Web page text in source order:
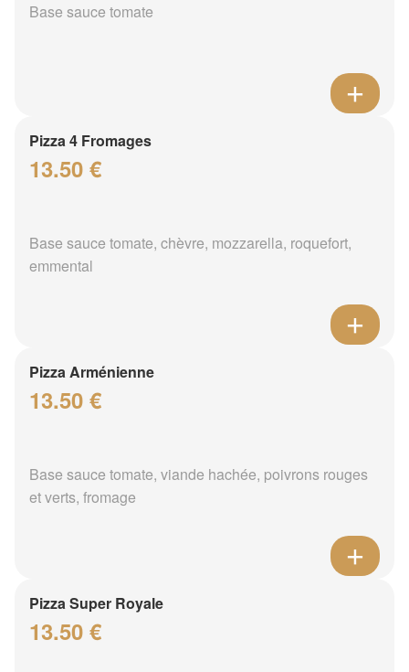
Base sauce tomate
Pizza 4 Fromages
13.50 €
Base sauce tomate, chèvre, mozzarella, roquefort,
emmental
Pizza Arménienne
13.50 €
Base sauce tomate, viande hachée, poivrons rouges
et verts, fromage
Pizza Super Royale
13.50 €